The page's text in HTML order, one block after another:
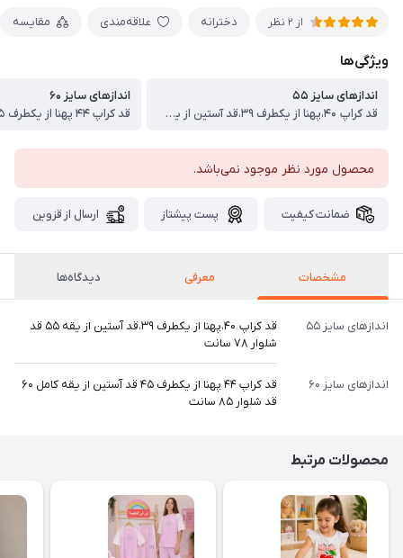
از 2 نظر دخترانه علاقه‌مندی مقایسه
ویژگی‌ها
اندازهای سایز ۵۵
قد کراپ ۴۰،پهنا از یکطرف ۳۹،قد آستین از یقه ۵۵ قد شلوار ۷۸ سانت
اندازهای سایز ۶۰
محصول مورد نظر موجود نمی‌باشد.
ضمانت کیفیت پست پیشتاز ارسال از قزوین
مشخصات معرفی دیدگاه‌ها
اندازهای سایز ۵۵
قد کراپ ۴۰،پهنا از یکطرف ۳۹،قد آستین از یقه ۵۵ قد
شلوار ۷۸ سانت
اندازهای سایز ۶۰
قد کراپ ۴۴ پهنا از یکطرف ۴۵ قد آستین از یقه کامل ۶۰
قد شلوار ۸۵ سانت
محصولات مرتبط